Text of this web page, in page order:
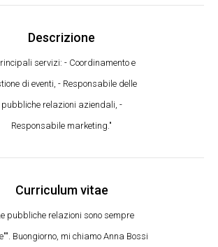
Descrizione
servizi: - Coordinamento e
di eventi, - Responsabile delle
pubbliche relazioni aziendali, -
Responsabile marketing."
Curriculum vitae
pubbliche relazioni sono sempre
Buongiorno, mi chiamo Anna Bossi